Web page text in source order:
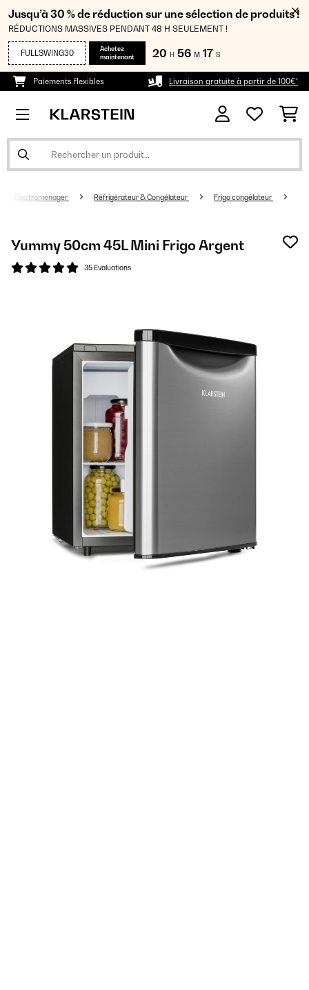
Jusqu’à 30 % de réduction sur une sélection de produits !
RÉDUCTIONS MASSIVES PENDANT 48 H SEULEMENT !
FULLSWING30
Achetez
maintenant
20 H 56 M 16 S
Paiements flexibles Livraison gratuite à partir de 100€*
Electroménager Réfrigérateur & Congélateur Frigo congélateur
Yummy 50cm 45L Mini Frigo Argent
35 Evaluations